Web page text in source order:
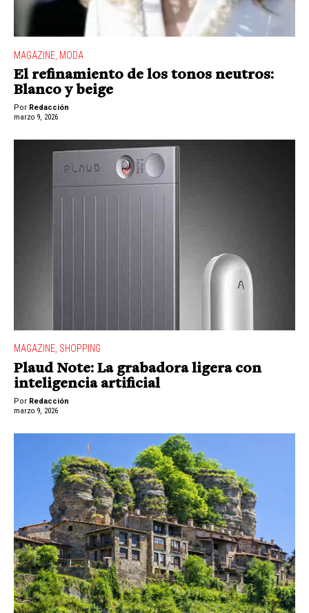
MAGAZINE MODA
El refinamiento de los tonos neutros:
Blanco y beige
Por Redacción
marzo 9, 2026
MAGAZINE, SHOPPING
Plaud Note: La grabadora ligera con
inteligencia artificial
Por Redacción
marzo 9, 2026